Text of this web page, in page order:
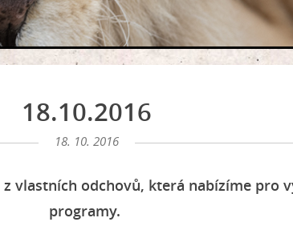
18.10.2016
18. 10. 2016
z vlastních odchovů, která nabízíme pro
programy.